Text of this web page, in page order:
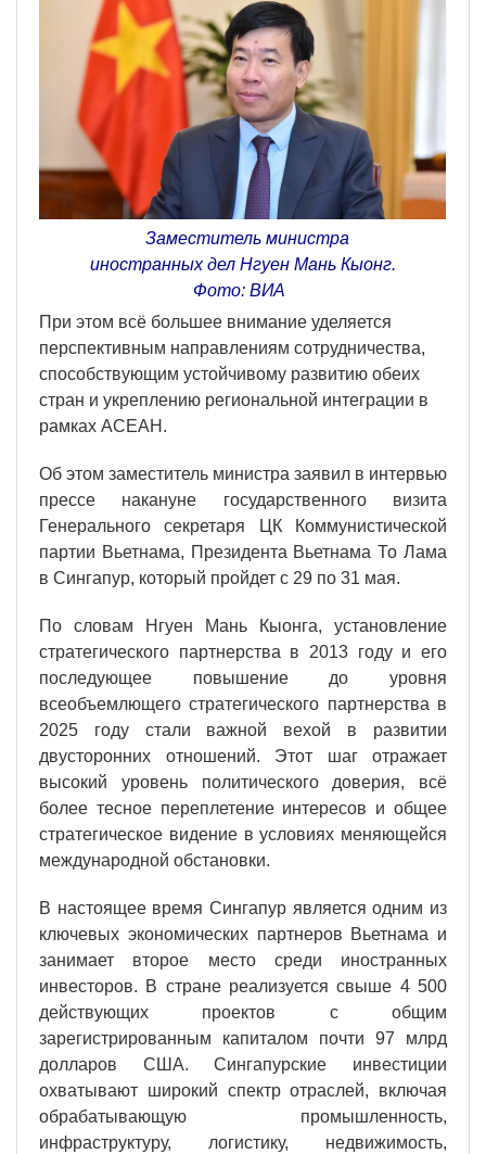
Заместитель министра
иностранных дел Нгуен Мань Кыонг.
Фото: ВИА
При этом всё большее внимание уделяется
перспективным направлениям сотрудничества,
способствующим устойчивому развитию обеих
стран и укреплению региональной интеграции в
рамках АСЕАН.
Об этом заместитель министра заявил в интервью
прессе накануне государственного визита
Генерального секретаря ЦК Коммунистической
партии Вьетнама, Президента Вьетнама То Лама
в Сингапур, который пройдет с 29 по 31 мая.
По словам Нгуен Мань Кыонга, установление
стратегического партнерства в 2013 году и его
последующее повышение до уровня
всеобъемлющего стратегического партнерства в
2025 году стали важной вехой в развитии
двусторонних отношений. Этот шаг отражает
высокий уровень политического доверия, всё
более тесное переплетение интересов и общее
стратегическое видение в условиях меняющейся
международной обстановки.
В настоящее время Сингапур является одним из
ключевых экономических партнеров Вьетнама и
занимает второе место среди иностранных
инвесторов. В стране реализуется свыше 4 500
действующих проектов с общим
зарегистрированным капиталом почти 97 млрд
долларов США. Сингапурские инвестиции
охватывают широкий спектр отраслей, включая
обрабатывающую промышленность,
инфраструктуру, логистику, недвижимость,